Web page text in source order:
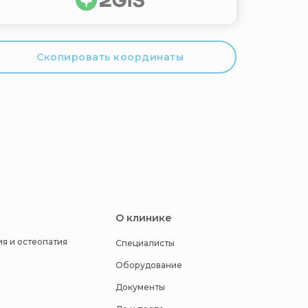
Скопировать координаты
О клинике
и остеопатия Специалисты
Оборудование
Документы